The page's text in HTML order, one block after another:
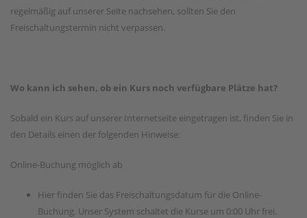
regelmäßig auf unserer Seite nachsehen, sollten Sie den
Freischaltungstermin nicht verpassen.
Wo kann ich sehen, ob ein Kurs noch verfügbare Plätze hat?
Sobald ein Kurs auf unserer Internetseite eingetragen ist, finden Sie in
den Details einen der folgenden Hinweise:
Online-Buchung möglich ab
Hier finden Sie das Freischaltungsdatum für die Online-
Buchung. Unser System schaltet die Kurse um 0:00 Uhr frei.